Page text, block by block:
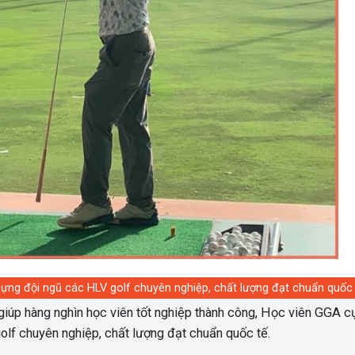
đội ngũ các HLV golf chuyên nghiệp, chất lượng đạt chuẩn
hàng nghìn học viên tốt nghiệp thành công, Học viên GGA
chuyên nghiệp, chất lượng đạt chuẩn quốc tế.